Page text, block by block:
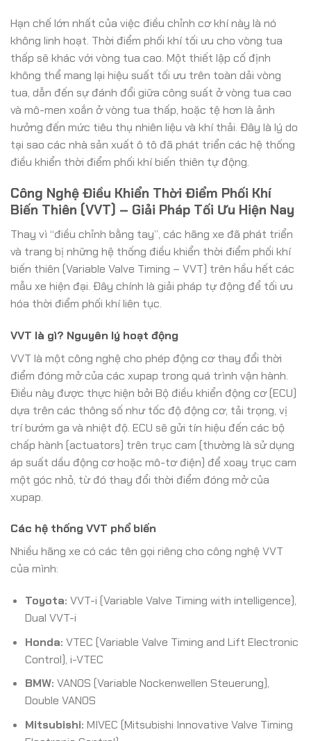
Hạn chế lớn nhất của việc điều chỉnh cơ khí này là nó
không linh hoạt. Thời điểm phối khí tối ưu cho vòng tua
thấp sẽ khác với vòng tua cao. Một thiết lập cố định
không thể mang lại hiệu suất tối ưu trên toàn dải vòng
tua, dẫn đến sự đánh đổi giữa công suất ở vòng tua cao
và mô-men xoắn ở vòng tua thấp, hoặc tệ hơn là ảnh
hưởng đến mức tiêu thụ nhiên liệu và khí thải. Đây là lý do
tại sao các nhà sản xuất ô tô đã phát triển các hệ thống
điều khiển thời điểm phối khí biến thiên tự động.
Công Nghệ Điều Khiển Thời Điểm Phối Khí
Biến Thiên (VVT) – Giải Pháp Tối Ưu Hiện Nay
Thay vì “điều chỉnh bằng tay”, các hãng xe đã phát triển
và trang bị những hệ thống điều khiển thời điểm phối khí
biến thiên (Variable Valve Timing – VVT) trên hầu hết các
mẫu xe hiện đại. Đây chính là giải pháp tự động để tối ưu
hóa thời điểm phối khí liên tục.
VVT là gì? Nguyên lý hoạt động
VVT là một công nghệ cho phép động cơ thay đổi thời
điểm đóng mở của các xupap trong quá trình vận hành.
Điều này được thực hiện bởi Bộ điều khiển động cơ (ECU)
dựa trên các thông số như tốc độ động cơ, tải trọng, vị
trí bướm ga và nhiệt độ. ECU sẽ gửi tín hiệu đến các bộ
chấp hành (actuators) trên trục cam (thường là sử dụng
áp suất dầu động cơ hoặc mô-tơ điện) để xoay trục cam
một góc nhỏ, từ đó thay đổi thời điểm đóng mở của
xupap.
Các hệ thống VVT phổ biến
Nhiều hãng xe có các tên gọi riêng cho công nghệ VVT
của mình:
Toyota: VVT-i (Variable Valve Timing with intelligence),
Dual VVT-i
Honda: VTEC (Variable Valve Timing and Lift Electronic
Control), i-VTEC
BMW: VANOS (Variable Nockenwellen Steuerung),
Double VANOS
Mitsubishi: MIVEC (Mitsubishi Innovative Valve Timing